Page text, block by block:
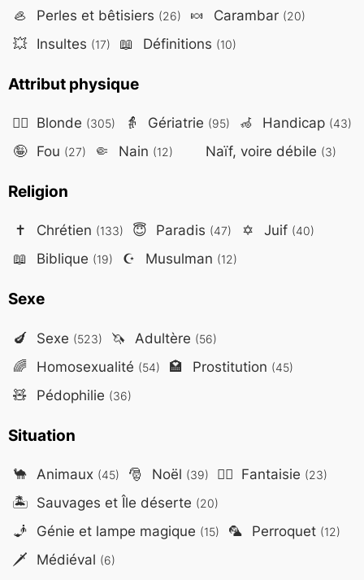
🦪 Perles et bêtisiers (26) 🍬 Carambar (20)
💥 Insultes (17) 📖 Définitions (10)
Attribut physique
👱‍♀️ Blonde (305) 👵 Gériatrie (95) 🦽 Handicap (43)
🤪 Fou (27) 🤏 Nain (12) Naïf, voire débile (3)
Religion
✝️ Chrétien (133) 😇 Paradis (47) ✡️ Juif (40)
📖 Biblique (19) ☪️ Musulman (12)
Sexe
🍆 Sexe (523) 🦄 Adultère (56)
🌈 Homosexualité (54) 🏩 Prostitution (45)
🧸 Pédophilie (36)
Situation
🐪 Animaux (45) 🎅 Noël (39) 🧙‍♂️ Fantaisie (23)
🏝️ Sauvages et Île déserte (20)
🧞 Génie et lampe magique (15) 🦜 Perroquet (12)
🗡️ Médiéval (6)